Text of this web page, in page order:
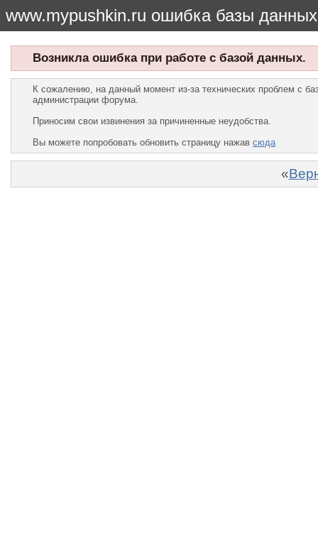
www.mypushkin.ru ошибка базы данных
Возникла ошибка при работе с базой данных.
К сожалению, на данный момент из-за технических проблем с
администрации форума.
Приносим свои извинения за причиненные неудобства.
Вы можете попробовать обновить страницу нажав сюда
«